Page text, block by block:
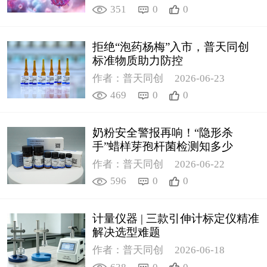
351 0 0
拒绝“泡药杨梅”入市，普天同创
标准物质助力防控
作者：普天同创
2026-06-23
469
0 0
奶粉安全警报再响！“隐形杀
手”蜡样芽孢杆菌检测知多少
作者：普天同创
2026-06-22
596
0 0
计量仪器 | 三款引伸计标定仪精准
解决选型难题
作者：普天同创
2026-06-18